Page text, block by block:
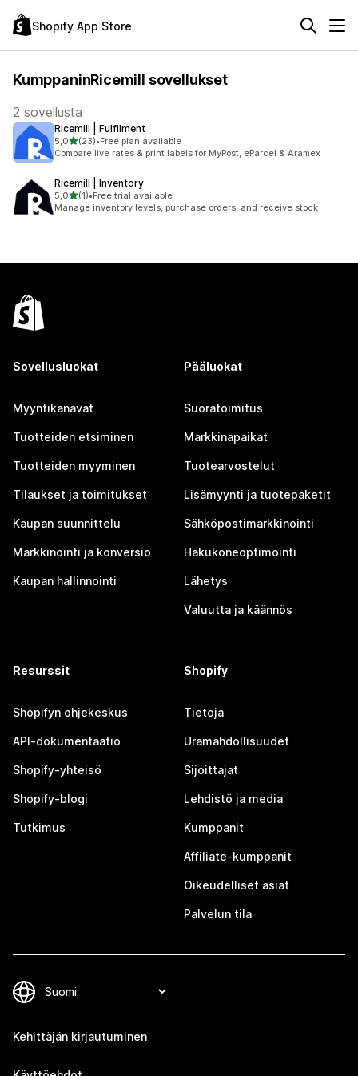
Shopify App Store
KumppaninRicemill sovellukset
2 sovellusta
Ricemill | Fulfilment
5,0/ 5 tähteä
(23)
23 arvostelua yhteensä
•Free plan available
Compare live rates & print labels for MyPost, eParcel & Aramex
Ricemill | Inventory
5,0/ 5 tähteä
(1)
1 arvostelua yhteensä
•Free trial available
Manage inventory levels, purchase orders, and receive stock
Sovellusluokat
Myyntikanavat
Tuotteiden etsiminen
Tuotteiden myyminen
Tilaukset ja toimitukset
Kaupan suunnittelu
Markkinointi ja konversio
Kaupan hallinnointi
Pääluokat
Suoratoimitus
Markkinapaikat
Tuotearvostelut
Lisämyynti ja tuotepaketit
Sähköpostimarkkinointi
Hakukoneoptimointi
Lähetys
Valuutta ja käännös
Resurssit
Shopifyn ohjekeskus
API-dokumentaatio
Shopify-yhteisö
Shopify-blogi
Tutkimus
Shopify
Tietoja
Uramahdollisuudet
Sijoittajat
Lehdistö ja media
Kumppanit
Affiliate-kumppanit
Oikeudelliset asiat
Palvelun tila
Kehittäjän kirjautuminen